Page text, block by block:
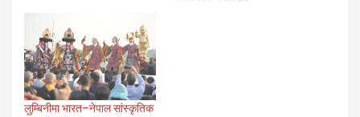
लुम्बिनीमा भारत–नेपाल सांस्कृतिक